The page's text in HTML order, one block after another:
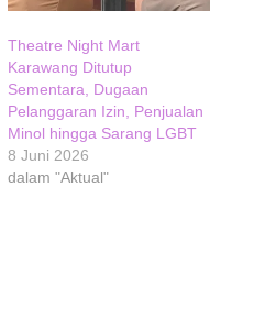
Theatre Night Mart
Karawang Ditutup
Sementara, Dugaan
Pelanggaran Izin, Penjualan
Minol hingga Sarang LGBT
8 Juni 2026
dalam "Aktual"